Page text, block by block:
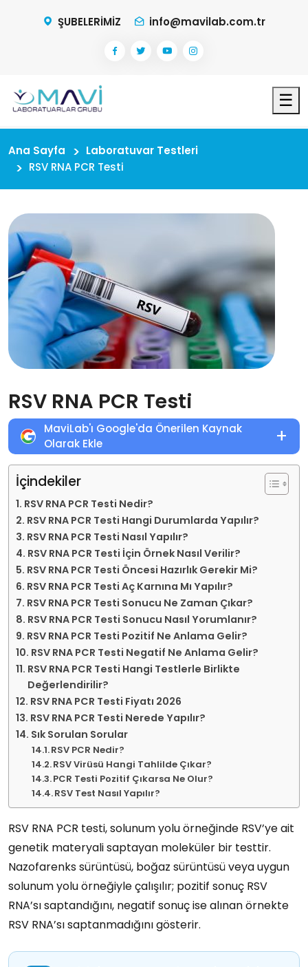
ŞUBELERİMİZ info@mavilab.com.tr
☰
Ana Sayfa
Laboratuvar Testleri
RSV RNA PCR Testi
RSV RNA PCR Testi
MaviLab'ı Google'da Önerilen Kaynak
Olarak Ekle
+
İçindekiler
RSV RNA PCR Testi Nedir?
RSV RNA PCR Testi Hangi Durumlarda Yapılır?
RSV RNA PCR Testi Nasıl Yapılır?
RSV RNA PCR Testi İçin Örnek Nasıl Verilir?
RSV RNA PCR Testi Öncesi Hazırlık Gerekir Mi?
RSV RNA PCR Testi Aç Karnına Mı Yapılır?
RSV RNA PCR Testi Sonucu Ne Zaman Çıkar?
RSV RNA PCR Testi Sonucu Nasıl Yorumlanır?
RSV RNA PCR Testi Pozitif Ne Anlama Gelir?
RSV RNA PCR Testi Negatif Ne Anlama Gelir?
RSV RNA PCR Testi Hangi Testlerle Birlikte
Değerlendirilir?
RSV RNA PCR Testi Fiyatı 2026
RSV RNA PCR Testi Nerede Yapılır?
Sık Sorulan Sorular
RSV PCR Nedir?
RSV Virüsü Hangi Tahlilde Çıkar?
PCR Testi Pozitif Çıkarsa Ne Olur?
RSV Test Nasıl Yapılır?
RSV RNA PCR testi, solunum yolu örneğinde RSV’ye ait
genetik materyali saptayan moleküler bir testtir.
Nazofarenks sürüntüsü, boğaz sürüntüsü veya uygun
solunum yolu örneğiyle çalışılır; pozitif sonuç RSV
RNA’sı saptandığını, negatif sonuç ise alınan örnekte
RSV RNA’sı saptanmadığını gösterir.